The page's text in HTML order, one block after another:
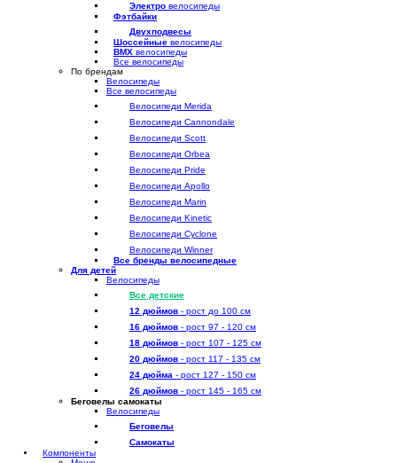
Электро велосипеды
Фэтбайки
Двухподвесы
Шоссейные велосипеды
BMX велосипеды
Все велосипеды
По брендам
Велосипеды
Все велосипеды
Велосипеди Merida
Велосипеди Cannondale
Велосипеди Scott
Велосипеди Orbea
Велосипеди Pride
Велосипеди Apollo
Велосипеди Marin
Велосипеди Kinetic
Велосипеди Cyclone
Велосипеди Winner
Все бренды велосипедные
Для детей
Велосипеды
Все детские
12 дюймов - рост до 100 см
16 дюймов - рост 97 - 120 см
18 дюймов - рост 107 - 125 см
20 дюймов - рост 117 - 135 см
24 дюйма - рост 127 - 150 см
26 дюймов - рост 145 - 165 см
Беговелы самокаты
Велосипеды
Беговелы
Самокаты
Компоненты